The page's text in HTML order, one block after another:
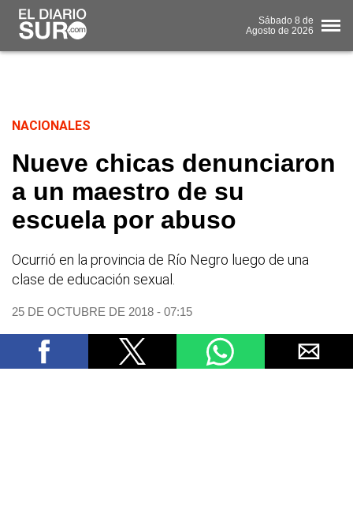
Sábado 8 de
Agosto de 2026
NACIONALES
Nueve chicas denunciaron
a un maestro de su
escuela por abuso
Ocurrió en la provincia de Río Negro luego de una
clase de educación sexual.
25 DE OCTUBRE DE 2018 - 07:15